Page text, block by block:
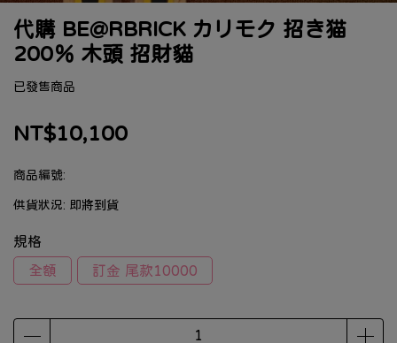
代購 BE@RBRICK カリモク 招き猫
200％ 木頭 招財貓
已發售商品
NT$10,100
商品編號:
供貨狀況: 即將到貨
規格
全額
訂金 尾款10000